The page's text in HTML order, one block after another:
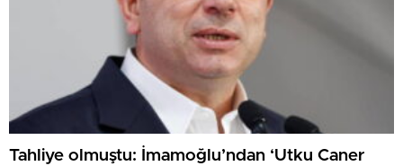
Tahliye olmuştu: İmamoğlu’ndan ‘Utku Caner